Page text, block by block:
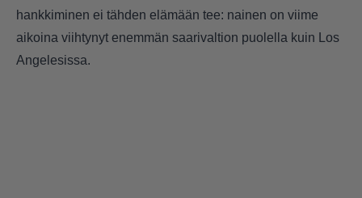
hankkiminen ei tähden elämään tee: nainen on viime
aikoina viihtynyt enemmän saarivaltion puolella kuin Los
Angelesissa.